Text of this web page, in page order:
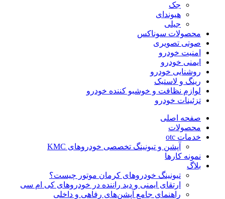
جک
هیوندای
جیلی
محصولات سوناکس
صوتی تصویری
امنیت خودرو
ایمنی خودرو
روشنایی خودرو
رینگ و لاستیک
لوازم نظافت و خوشبو کننده خودرو
تزئینات خودرو
صفحه اصلی
محصولات
خدمات otc
آپشن و تیونینگ تخصصی خودروهای KMC
نمونه کارها
بلاگ
تیونینگ خودروهای کرمان موتور چیست؟
ارتقای ایمنی و دید راننده در خودروهای کی ام سی
راهنمای جامع آپشن‌های رفاهی و داخلی